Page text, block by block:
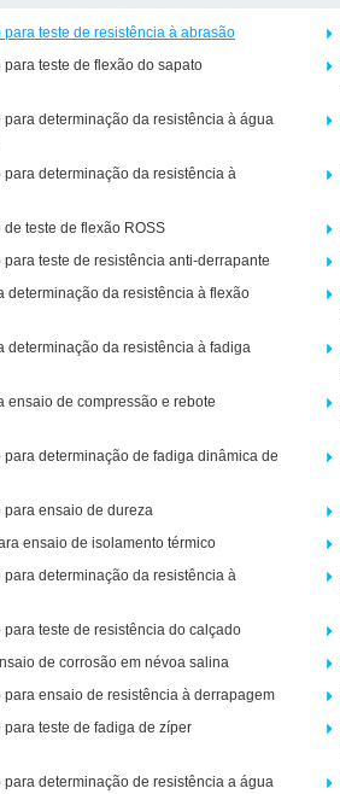
para teste de resistência à abrasão
para teste de flexão do sapato
para determinação da resistência à água
para determinação da resistência à
de teste de flexão ROSS
para teste de resistência anti-derrapante
determinação da resistência à flexão
determinação da resistência à fadiga
ensaio de compressão e rebote
para determinação de fadiga dinâmica de
para ensaio de dureza
ensaio de isolamento térmico
para determinação da resistência à
para teste de resistência do calçado
de corrosão em névoa salina
para ensaio de resistência à derrapagem
para teste de fadiga de zíper
para determinação de resistência a água